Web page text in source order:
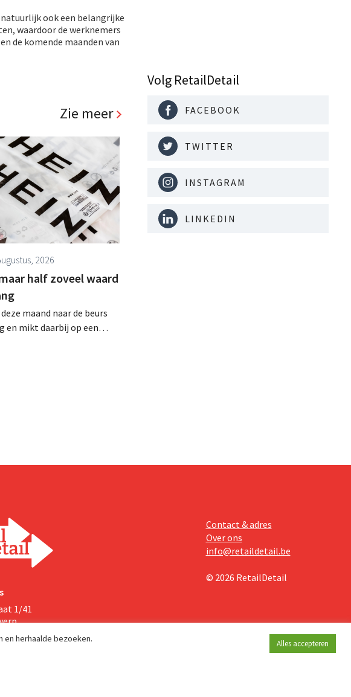
ook een belangrijke
waardoor de werknemers
de komende maanden van
Zie meer
2026
half zoveel waard
maand naar de beurs
en mikt daarbij op een
Volg RetailDetail
FACEBOOK
TWITTER
INSTAGRAM
LINKEDIN
1/41
Contact & adres
Over ons
info@retaildetail.be
© 2026 RetailDetail
herhaalde bezoeken.
Alles accepteren